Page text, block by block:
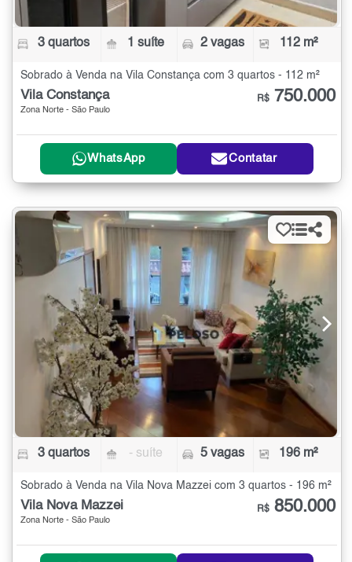
3 quartos 1 suíte 2 vagas 112 m²
Sobrado à Venda na Vila Constança com 3 quartos - 112 m²
Vila Constança
Zona Norte - São Paulo
R$ 750.000
WhatsApp Contatar
3 quartos - suíte 5 vagas 196 m²
Sobrado à Venda na Vila Nova Mazzei com 3 quartos - 196 m²
Vila Nova Mazzei
Zona Norte - São Paulo
R$ 850.000